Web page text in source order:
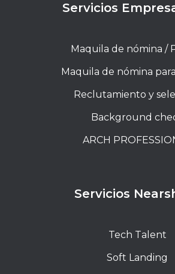
Servicios
Maquila de nómina /
Maquila de nómina
Reclutamiento y
Background
ARCH
Servicios
Tech Talent
Soft Landing